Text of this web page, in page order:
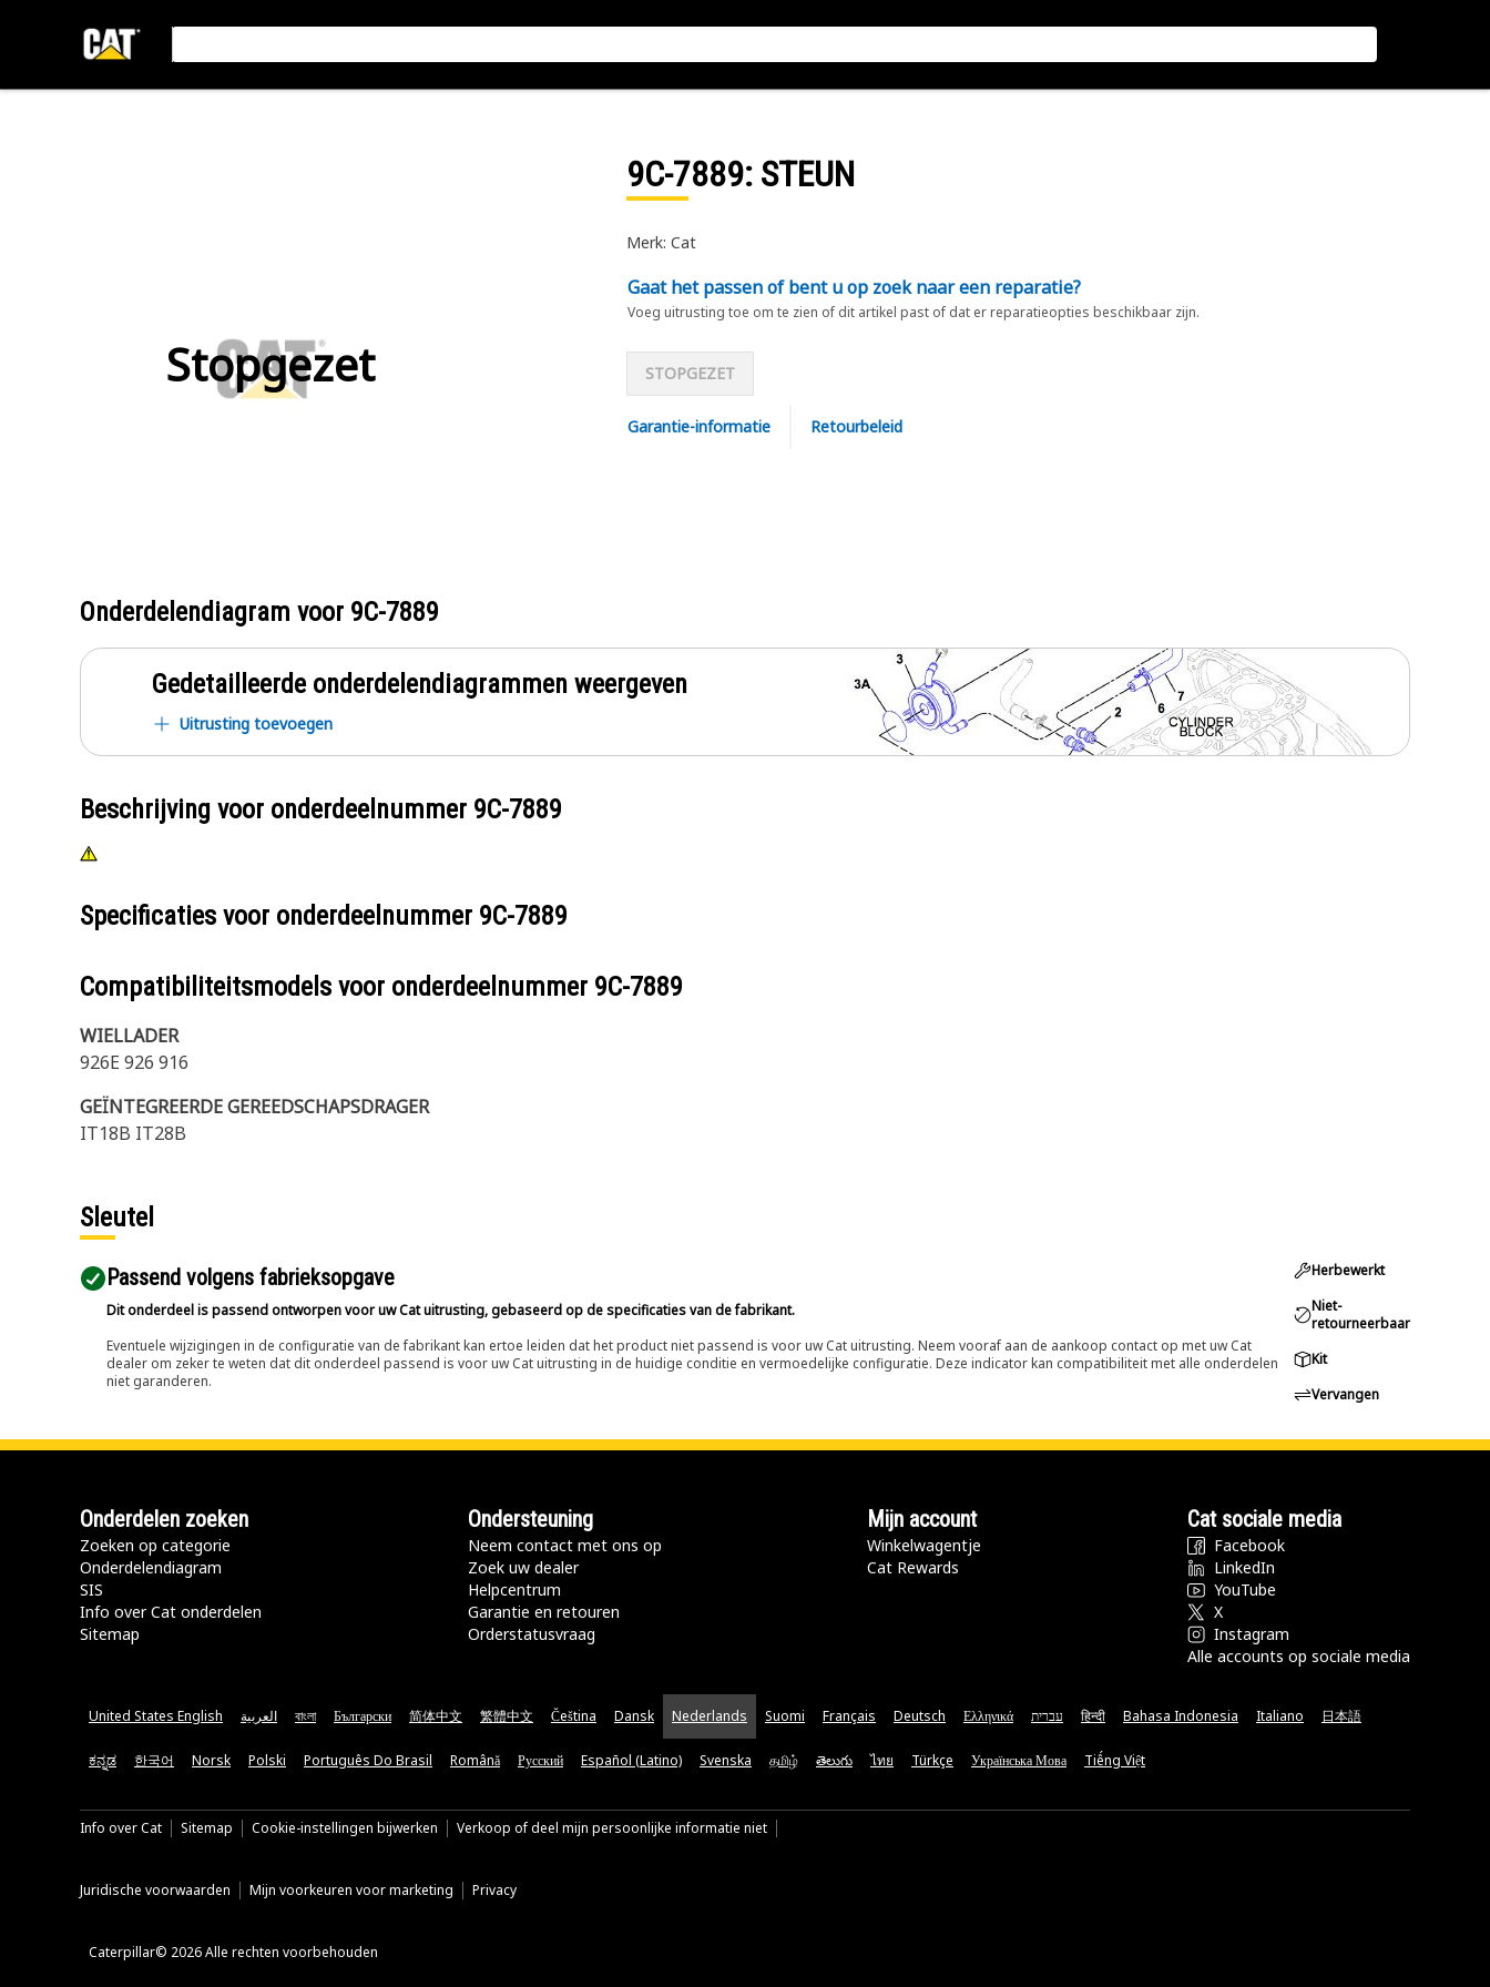
Stopgezet
9C-7889: STEUN
Merk: Cat
Gaat het passen of bent u op zoek naar een reparatie?
Voeg uitrusting toe om te zien of dit artikel past of dat er reparatieopties beschikbaar zijn.
STOPGEZET
Garantie-informatie Retourbeleid
Onderdelendiagram voor 9C-7889
Gedetailleerde onderdelendiagrammen weergeven
Uitrusting toevoegen
Beschrijving voor onderdeelnummer 9C-7889
Specificaties voor onderdeelnummer 9C-7889
Compatibiliteitsmodels voor onderdeelnummer 9C-7889
WIELLADER
926E 926 916
GEÏNTEGREERDE GEREEDSCHAPSDRAGER
IT18B IT28B
Sleutel
Passend volgens fabrieksopgave
Dit onderdeel is passend ontworpen voor uw Cat uitrusting, gebaseerd op de specificaties van de fabrikant.
Eventuele wijzigingen in de configuratie van de fabrikant kan ertoe leiden dat het product niet passend is voor uw Cat uitrusting. Neem vooraf aan de aankoop contact op met uw Cat
dealer om zeker te weten dat dit onderdeel passend is voor uw Cat uitrusting in de huidige conditie en vermoedelijke configuratie. Deze indicator kan compatibiliteit met alle onderdelen
niet garanderen.
Herbewerkt
Niet-
retourneerbaar
Kit
Vervangen
Onderdelen zoeken
Zoeken op categorie
Onderdelendiagram
SIS
Info over Cat onderdelen
Sitemap
Ondersteuning
Neem contact met ons op
Zoek uw dealer
Helpcentrum
Garantie en retouren
Orderstatusvraag
Mijn account
Winkelwagentje
Cat Rewards
Cat sociale media
Facebook
LinkedIn
YouTube
X
Instagram
Alle accounts op sociale media
United States English العربية বাংলা Български 简体中文 繁體中文 Čeština Dansk Nederlands Suomi Français Deutsch Ελληνικά עברית हिन्दी Bahasa Indonesia Italiano 日本語
ಕನ್ನಡ 한국어 Norsk Polski Português Do Brasil Română Русский Español (Latino) Svenska தமிழ் తెలుగు ไทย Türkçe Українська Мова Tiếng Việt
Info over Cat Sitemap Cookie-instellingen bijwerken Verkoop of deel mijn persoonlijke informatie niet
Juridische voorwaarden Mijn voorkeuren voor marketing Privacy
Caterpillar© 2026 Alle rechten voorbehouden